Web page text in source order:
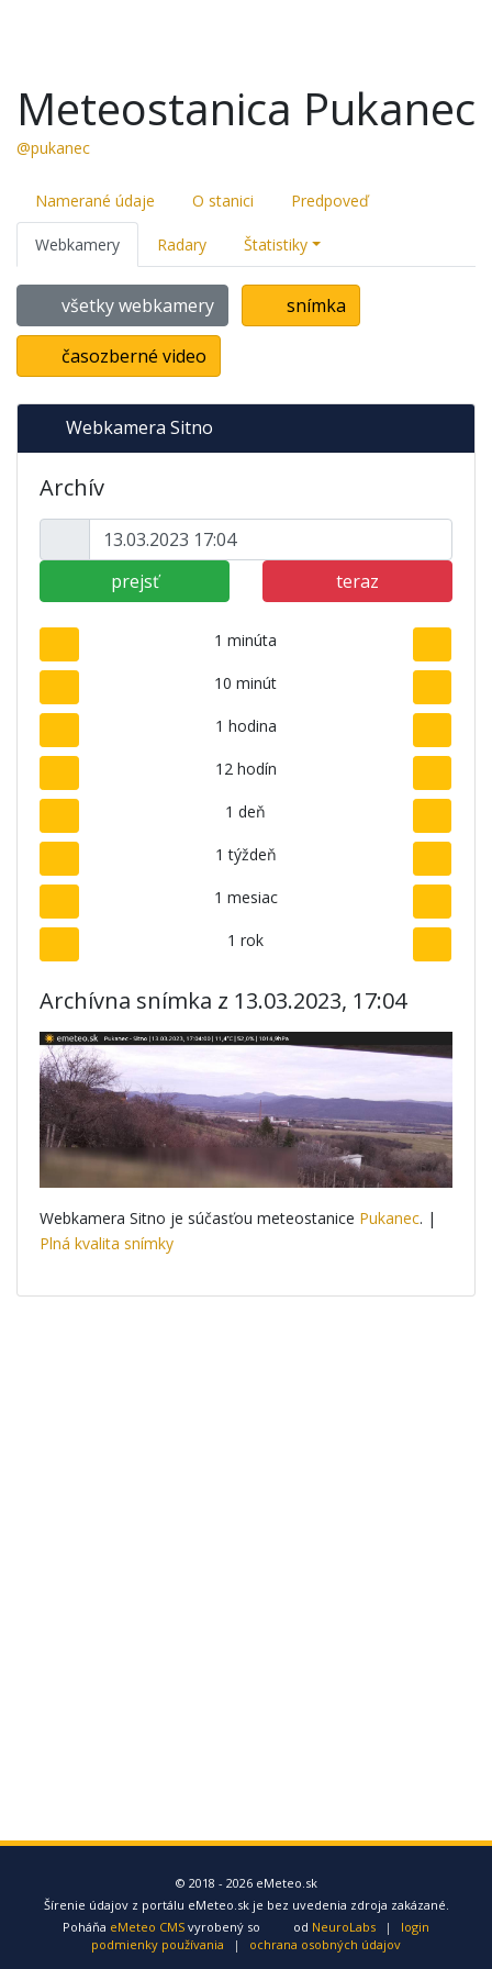
Meteostanica Pukanec
@pukanec
Namerané údaje O stanici Predpoveď
Webkamery Radary Štatistiky
všetky webkamery snímka
časozberné video
Webkamera Sitno
Archív
prejsť teraz
1 minúta
10 minút
1 hodina
12 hodín
1 deň
1 týždeň
1 mesiac
1 rok
Archívna snímka z 13.03.2023, 17:04
Webkamera Sitno je súčasťou meteostanice Pukanec. |
Plná kvalita snímky
© 2018 - 2026 eMeteo.sk
Šírenie údajov z portálu eMeteo.sk je bez uvedenia zdroja zakázané.
Poháňa eMeteo CMS vyrobený so od NeuroLabs |
login
podmienky používania
| ochrana osobných údajov